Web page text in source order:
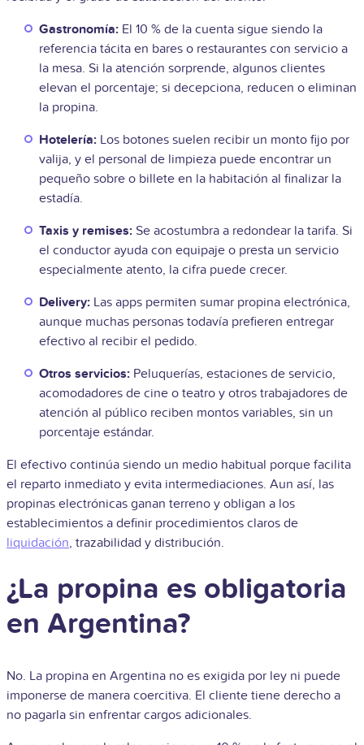
Gastronomía: El 10 % de la cuenta sigue siendo la
referencia tácita en bares o restaurantes con servicio a
la mesa. Si la atención sorprende, algunos clientes
elevan el porcentaje; si decepciona, reducen o eliminan
la propina.
Hotelería: Los botones suelen recibir un monto fijo por
valija, y el personal de limpieza puede encontrar un
pequeño sobre o billete en la habitación al finalizar la
estadía.
Taxis y remises: Se acostumbra a redondear la tarifa. Si
el conductor ayuda con equipaje o presta un servicio
especialmente atento, la cifra puede crecer.
Delivery: Las apps permiten sumar propina electrónica,
aunque muchas personas todavía prefieren entregar
efectivo al recibir el pedido.
Otros servicios: Peluquerías, estaciones de servicio,
acomodadores de cine o teatro y otros trabajadores de
atención al público reciben montos variables, sin un
porcentaje estándar.
El efectivo continúa siendo un medio habitual porque facilita
el reparto inmediato y evita intermediaciones. Aun así, las
propinas electrónicas ganan terreno y obligan a los
establecimientos a definir procedimientos claros de
liquidación, trazabilidad y distribución.
¿La propina es obligatoria
en Argentina?
No. La propina en Argentina no es exigida por ley ni puede
imponerse de manera coercitiva. El cliente tiene derecho a
no pagarla sin enfrentar cargos adicionales.